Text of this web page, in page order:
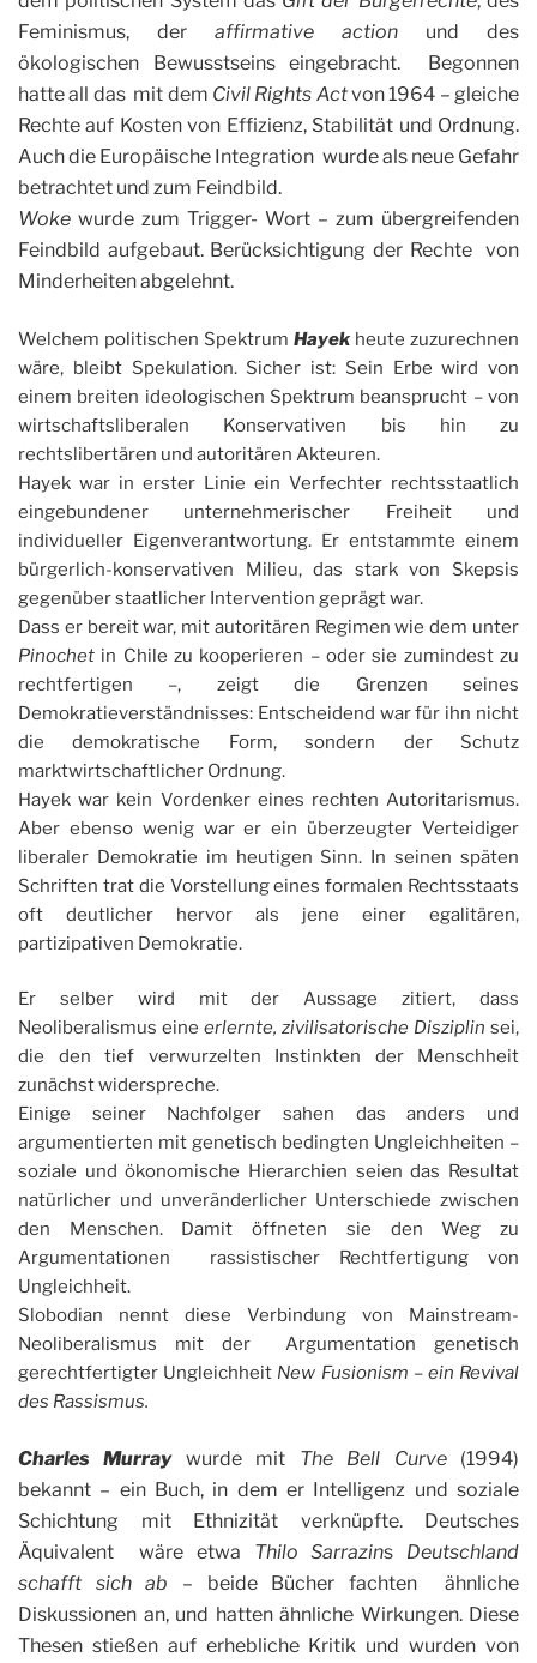
Feminismus, der affirmative action und des
ökologischen Bewusstseins eingebracht. Begonnen
hatte all das mit dem Civil Rights Actvon 1964 – gleiche
Rechte auf Kosten von Effizienz, Stabilität und Ordnung.
Auch die Europäische Integration wurde als neue Gefahr
betrachtet und zum Feindbild.
Woke wurde zum Trigger- Wort – zum übergreifenden
Feindbild aufgebaut. Berücksichtigung der Rechte von
Minderheiten abgelehnt.
Welchem politischen Spektrum Hayek heute zuzurechnen
wäre, bleibt Spekulation. Sicher ist: Sein Erbe wird von
einem breiten ideologischen Spektrum beansprucht – von
wirtschaftsliberalen Konservativen bis hin zu
rechtslibertären und autoritären Akteuren.
Hayek war in erster Linie ein Verfechter rechtsstaatlich
eingebundener unternehmerischer Freiheit und
individueller Eigenverantwortung. Er entstammte einem
bürgerlich-konservativen Milieu, das stark von Skepsis
gegenüber staatlicher Intervention geprägt war.
Dass er bereit war, mit autoritären Regimen wie dem unter
Pinochet in Chile zu kooperieren – oder sie zumindest zu
rechtfertigen –, zeigt die Grenzen seines
Demokratieverständnisses: Entscheidend war für ihn nicht
die demokratische Form, sondern der Schutz
marktwirtschaftlicher Ordnung.
Hayek war kein Vordenker eines rechten Autoritarismus.
Aber ebenso wenig war er ein überzeugter Verteidiger
liberaler Demokratie im heutigen Sinn. In seinen späten
Schriften trat die Vorstellung eines formalen Rechtsstaats
oft deutlicher hervor als jene einer egalitären,
partizipativen Demokratie.
Er selber wird mit der Aussage zitiert, dass
Neoliberalismus eine erlernte, zivilisatorische Disziplin sei,
die den tief verwurzelten Instinkten der Menschheit
zunächst widerspreche.
Einige seiner Nachfolger sahen das anders und
argumentierten mit genetisch bedingten Ungleichheiten –
soziale und ökonomische Hierarchien seien das Resultat
natürlicher und unveränderlicher Unterschiede zwischen
den Menschen. Damit öffneten sie den Weg zu
Argumentationen rassistischer Rechtfertigung von
Ungleichheit.
Slobodian nennt diese Verbindung von Mainstream-
Neoliberalismus mit der Argumentation genetisch
gerechtfertigter Ungleichheit New Fusionism – ein Revival
des Rassismus.
Charles Murray wurde mit The Bell Curve(1994)
bekannt – ein Buch, in dem er Intelligenz und soziale
Schichtung mit Ethnizität verknüpfte. Deutsches
Äquivalent wäre etwa Thilo Sarrazins Deutschland
schafft sich ab – beide Bücher fachten ähnliche
Diskussionen an, und hatten ähnliche Wirkungen. Diese
Thesen stießen auf erhebliche Kritik und wurden von